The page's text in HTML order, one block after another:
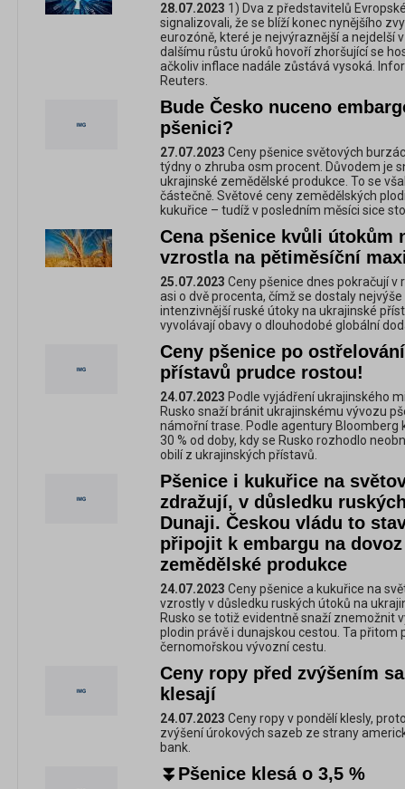
28.07.2023 1) Dva z představitelů
signalizovali, že se blíží konec nynějšího
eurozóně, které je nejvýraznější a nejdelší
dalšímu růstu úroků hovoří zhoršující se
ačkoliv inflace nadále zůstává vysoká.
Reuters.
Bude Česko nuceno
pšenici?
27.07.2023 Ceny pšenice světových
týdny o zhruba osm procent. Důvodem je
ukrajinské zemědělské produkce. To se
částečně. Světové ceny zemědělských
kukuřice – tudíž v posledním měsíci sice
Cena pšenice kvůli útokům
vzrostla na pětiměsíční
25.07.2023 Ceny pšenice dnes pokračují
asi o dvě procenta, čímž se dostaly
intenzivnější ruské útoky na ukrajinské
vyvolávají obavy o dlouhodobé globální
Ceny pšenice po
přístavů prudce rostou!
24.07.2023 Podle vyjádření ukrajinského
Rusko snaží bránit ukrajinskému vývozu
námořní trase. Podle agentury Bloomberg
30 % od doby, kdy se Rusko rozhodlo
obilí z ukrajinských přístavů.
Pšenice i kukuřice na
zdražují, v důsledku
Dunaji. Českou vládu to
připojit k embargu na
zemědělské produkce
24.07.2023 Ceny pšenice a kukuřice na
vzrostly v důsledku ruských útoků na
Rusko se totiž evidentně snaží znemožnit
plodin právě i dunajskou cestou. Ta přitom
černomořskou vývozní cestu.
Ceny ropy před zvýšením
klesají
24.07.2023 Ceny ropy v pondělí klesly,
zvýšení úrokových sazeb ze strany
bank.
⏬Pšenice klesá o 3,5 %